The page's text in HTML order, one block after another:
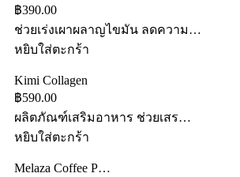
฿390.00
ช่วยเร่งเผาผลาญไขมัน ลดความ…
หยิบใส่ตะกร้า
Kimi Collagen
฿590.00
ผลิตภัณฑ์เสริมอาหาร ช่วยเสร…
หยิบใส่ตะกร้า
Melaza Coffee P…